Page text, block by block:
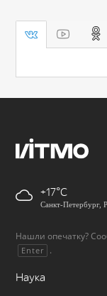
+17
Санкт-Петербург,
Нашли опечатку?
Enter .
Наука